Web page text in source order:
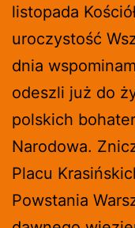
listopada
uroczystość
dnia
odeszli już do
polskich
Narodowa.
Placu
Powstania